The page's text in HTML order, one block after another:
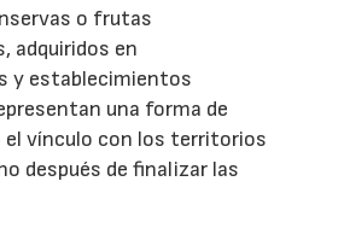
o frutas
adquiridos en
y establecimientos
una forma de
el vínculo con los territorios
después de finalizar las